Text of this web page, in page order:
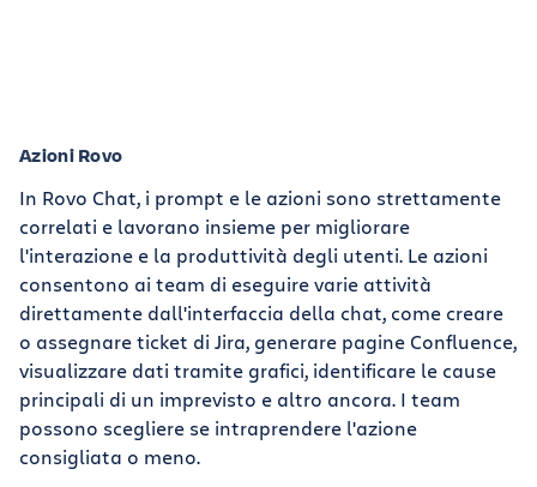
Azioni Rovo
In Rovo Chat, i prompt e le azioni sono strettamente
correlati e lavorano insieme per migliorare
l'interazione e la produttività degli utenti. Le azioni
consentono ai team di eseguire varie attività
direttamente dall'interfaccia della chat, come creare
o assegnare ticket di Jira, generare pagine Confluence,
visualizzare dati tramite grafici, identificare le cause
principali di un imprevisto e altro ancora. I team
possono scegliere se intraprendere l'azione
consigliata o meno.